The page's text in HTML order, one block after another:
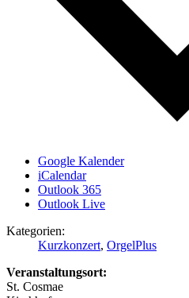
Google Kalender
iCalendar
Outlook 365
Outlook Live
Kategorien:
Kurzkonzert, OrgelPlus
Veranstaltungsort:
St. Cosmae